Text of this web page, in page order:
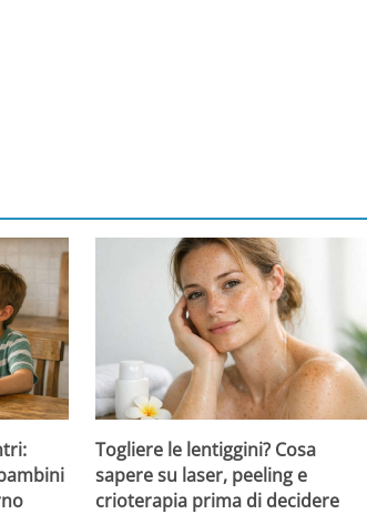
Togliere le lentiggini? Cosa
sapere su laser, peeling e
crioterapia prima di decidere